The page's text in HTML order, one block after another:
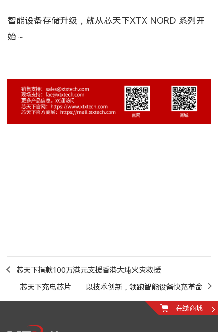
智能设备存储升级，就从芯天下XTX NORD 系列开
始～
芯天下捐款100万港元支援香港大埔火灾救援
芯天下充电芯片——以技术创新，领跑智能设备快充革命
在线商城